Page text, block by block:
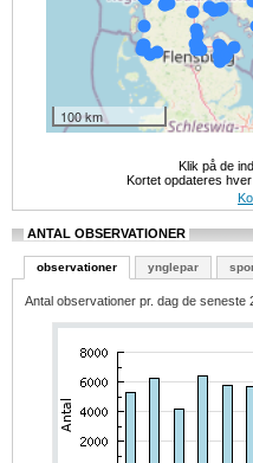
100 km
Klik på de
Kortet opdateres
ANTAL OBSERVATIONER
observationer ynglepar
Antal observationer pr. dag de seneste